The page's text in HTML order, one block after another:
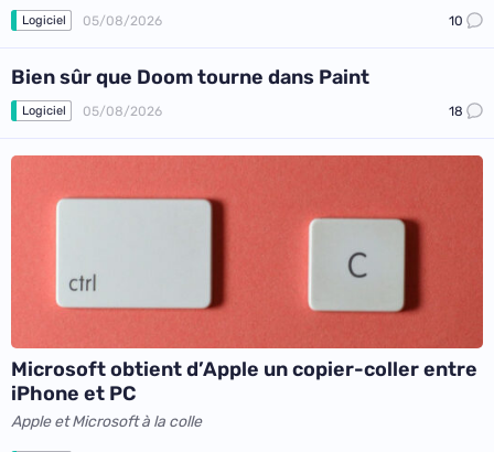
Logiciel 05/08/2026 10
Bien sûr que Doom tourne dans Paint
Logiciel 05/08/2026 18
Microsoft obtient d’Apple un copier-coller entre
iPhone et PC
Apple et Microsoft à la colle